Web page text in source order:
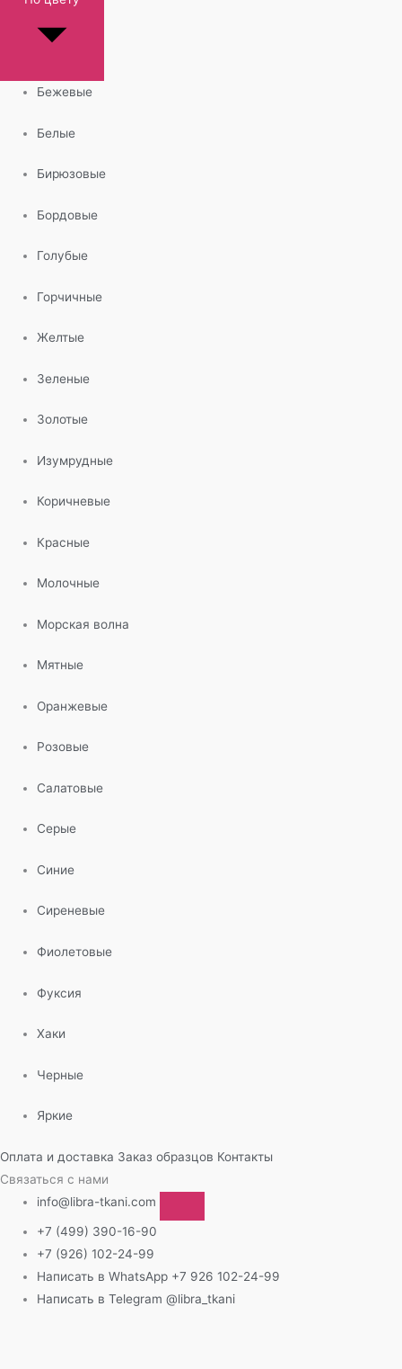
Бежевые
Белые
Бирюзовые
Бордовые
Голубые
Горчичные
Желтые
Зеленые
Золотые
Изумрудные
Коричневые
Красные
Молочные
Морская волна
Мятные
Оранжевые
Розовые
Салатовые
Серые
Синие
Сиреневые
Фиолетовые
Фуксия
Хаки
Черные
Яркие
Оплата и доставка Заказ образцов Контакты
Связаться с нами
info@libra-tkani.com
+7 (499) 390-16-90
+7 (926) 102-24-99
Написать в WhatsApp +7 926 102-24-99
Написать в Telegram @libra_tkani